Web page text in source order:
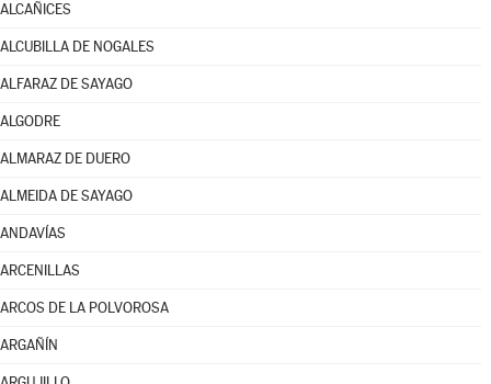
ALCAÑICES
ALCUBILLA DE NOGALES
ALFARAZ DE SAYAGO
ALGODRE
ALMARAZ DE DUERO
ALMEIDA DE SAYAGO
ANDAVÍAS
ARCENILLAS
ARCOS DE LA POLVOROSA
ARGAÑÍN